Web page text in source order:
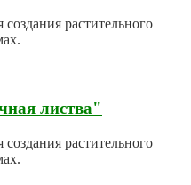
растительного
листва"
растительного